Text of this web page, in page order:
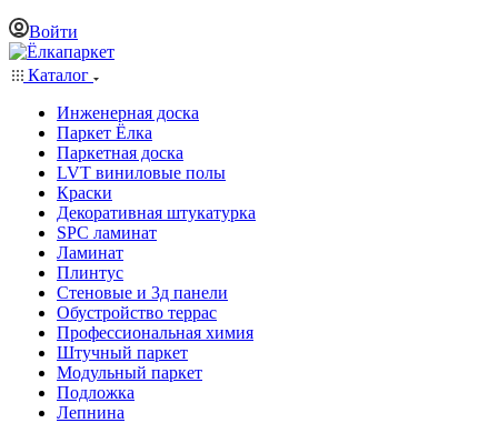
Войти
Каталог
Инженерная доска
Паркет Ёлка
Паркетная доска
LVT виниловые полы
Краски
Декоративная штукатурка
SPC ламинат
Ламинат
Плинтус
Стеновые и 3д панели
Обустройство террас
Профессиональная химия
Штучный паркет
Модульный паркет
Подложка
Лепнина